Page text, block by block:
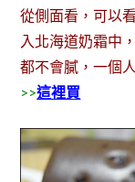
從側面看，可以
入北海道奶霜中
都不會膩，一個
>>這裡買